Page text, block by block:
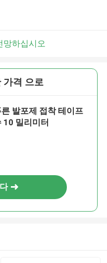
망하십시오
가격 으로
발포제 접착 테이프
10 밀리미터